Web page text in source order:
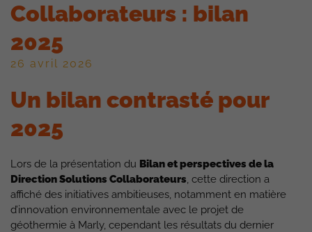
Collaborateurs : bilan
2025
26 avril 2026
Un bilan contrasté pour
2025
Lors de la présentation du Bilan et perspectives de la
Direction Solutions Collaborateurs, cette direction a
affiché des initiatives ambitieuses, notamment en matière
d’innovation environnementale avec le projet de
géothermie à Marly, cependant les résultats du dernier